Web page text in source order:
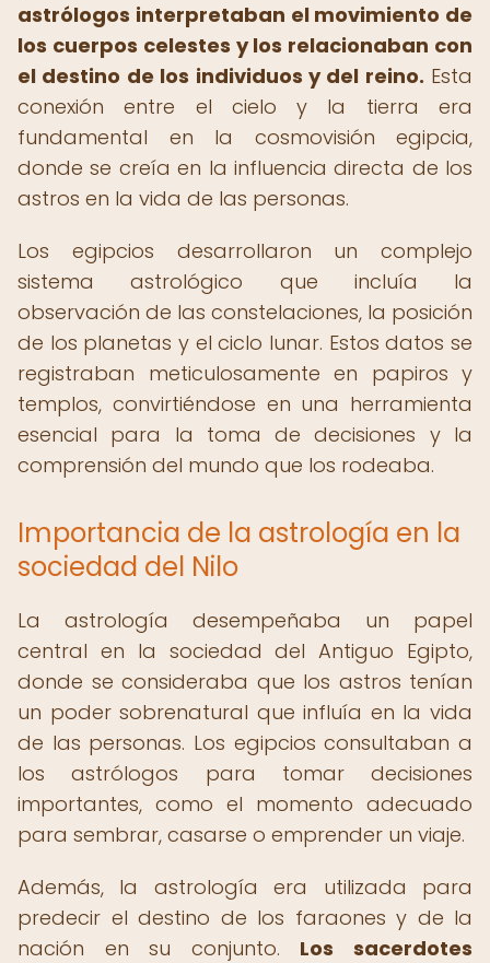
astrólogos interpretaban el movimiento de
los cuerpos celestes y los relacionaban con
el destino de los individuos y del reino. Esta
conexión entre el cielo y la tierra era
fundamental en la cosmovisión egipcia,
donde se creía en la influencia directa de los
astros en la vida de las personas.
Los egipcios desarrollaron un complejo
sistema astrológico que incluía la
observación de las constelaciones, la posición
de los planetas y el ciclo lunar. Estos datos se
registraban meticulosamente en papiros y
templos, convirtiéndose en una herramienta
esencial para la toma de decisiones y la
comprensión del mundo que los rodeaba.
Importancia de la astrología en la
sociedad del Nilo
La astrología desempeñaba un papel
central en la sociedad del Antiguo Egipto,
donde se consideraba que los astros tenían
un poder sobrenatural que influía en la vida
de las personas. Los egipcios consultaban a
los astrólogos para tomar decisiones
importantes, como el momento adecuado
para sembrar, casarse o emprender un viaje.
Además, la astrología era utilizada para
predecir el destino de los faraones y de la
nación en su conjunto. Los sacerdotes